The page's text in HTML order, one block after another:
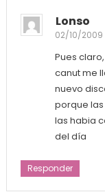
Lonso
02/10/2009
Pues
canut me
nuevo
porque
las habia
del día
Responder